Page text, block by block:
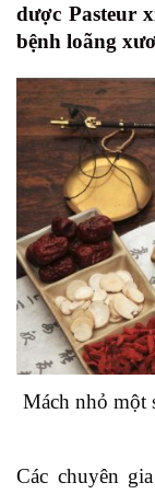
dược Pasteur
bệnh loãng
Mách nhỏ một
Các chuyên gia